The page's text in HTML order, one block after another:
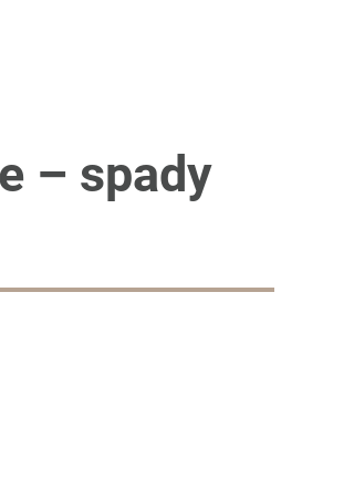
– spady